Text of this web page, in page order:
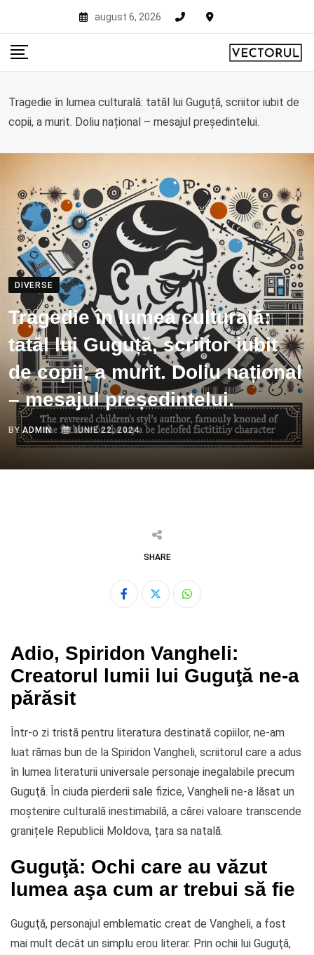
content
august 6, 2026
Tragedie în lumea culturală: tatăl lui Guguță, scriitor iubit de
copii, a murit. Doliu național – mesajul președintelui.
DIVERSE
Tragedie în lumea culturală:
tatăl lui Guguță, scriitor iubit
de copii, a murit. Doliu național
– mesajul președintelui.
BYADMIN IUNIE 22, 2024
SHARE
Whatsapp
Adio, Spiridon Vangheli:
Creatorul lumii lui Guguţă ne-a
părăsit
Într-o zi tristă pentru literatura destinată copiilor, ne-am
luat rămas bun de la Spiridon Vangheli, scriitorul care a adus
în lumea literaturii universale personaje inegalabile precum
Guguţă. În ciuda pierderii sale fizice, Vangheli ne-a lăsat un
moștenire culturală inestimabilă, a cărei valoare transcende
granițele Republicii Moldova, țara sa natală.
Guguţă: Ochi care au văzut
lumea aşa cum ar trebui să fie
Guguţă, personajul emblematic creat de Vangheli, a fost
mai mult decât un simplu erou literar. Prin ochii lui Guguţă,